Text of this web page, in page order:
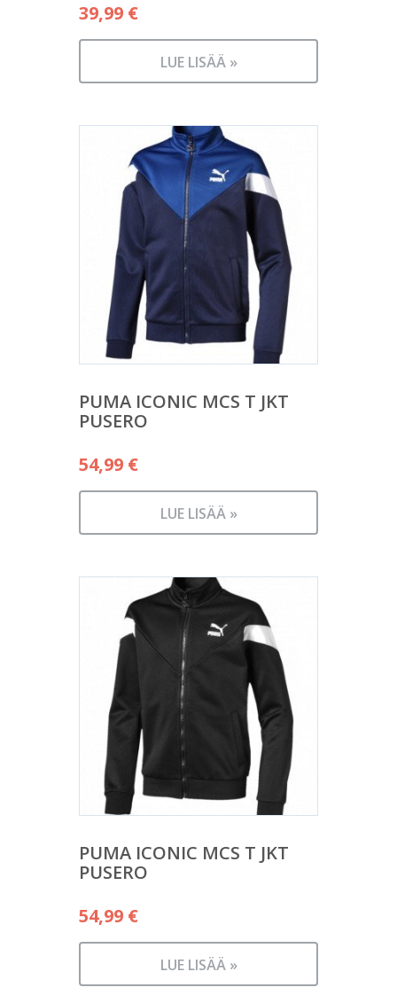
39,99 €
LUE LISÄÄ »
PUMA ICONIC MCS T JKT
PUSERO
54,99 €
LUE LISÄÄ »
PUMA ICONIC MCS T JKT
PUSERO
54,99 €
LUE LISÄÄ »